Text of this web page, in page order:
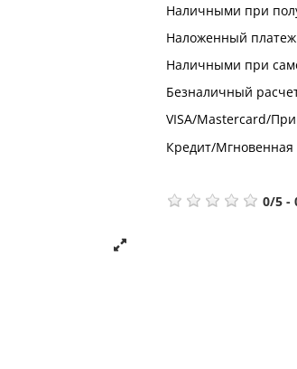
Наличными при
Наложенный платеж
Наличными при
Безналичный
VISA/Mastercard/
Кредит/Мгновенная
0/5-